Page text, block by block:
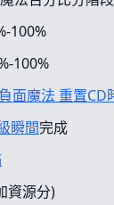
100%
100%
面魔法 重置CD
瞬間完成
資源分)